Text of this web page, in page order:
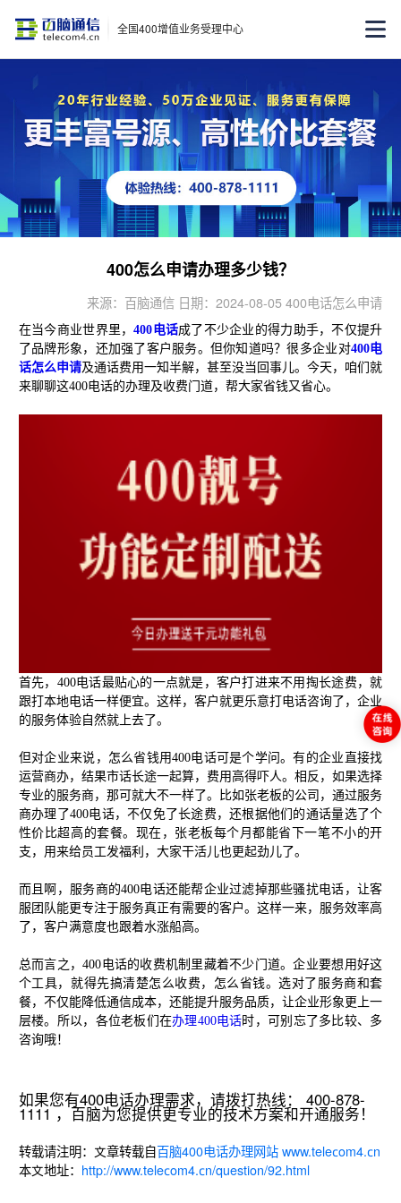
全国400增值业务受理中心
400怎么申请办理多少钱？
来源：百脑通信 日期：2024-08-05 400电话怎么申请
在当今商业世界里，400电话成了不少企业的得力助手，不仅提升
了品牌形象，还加强了客户服务。但你知道吗？很多企业对400电
话怎么申请及通话费用一知半解，甚至没当回事儿。今天，咱们就
来聊聊这400电话的办理及收费门道，帮大家省钱又省心。
首先，400电话最贴心的一点就是，客户打进来不用掏长途费，就
跟打本地电话一样便宜。这样，客户就更乐意打电话咨询了，企业
的服务体验自然就上去了。
但对企业来说，怎么省钱用400电话可是个学问。有的企业直接找
运营商办，结果市话长途一起算，费用高得吓人。相反，如果选择
专业的服务商，那可就大不一样了。比如张老板的公司，通过服务
商办理了400电话，不仅免了长途费，还根据他们的通话量选了个
性价比超高的套餐。现在，张老板每个月都能省下一笔不小的开
支，用来给员工发福利，大家干活儿也更起劲儿了。
而且啊，服务商的400电话还能帮企业过滤掉那些骚扰电话，让客
服团队能更专注于服务真正有需要的客户。这样一来，服务效率高
了，客户满意度也跟着水涨船高。
总而言之，400电话的收费机制里藏着不少门道。企业要想用好这
个工具，就得先搞清楚怎么收费，怎么省钱。选对了服务商和套
餐，不仅能降低通信成本，还能提升服务品质，让企业形象更上一
层楼。所以，各位老板们在办理400电话时，可别忘了多比较、多
咨询哦！
如果您有400电话办理需求，请拨打热线： 400-878-
1111 ，百脑为您提供更专业的技术方案和开通服务！
转载请注明：文章转载自百脑400电话办理网站 www.telecom4.cn
本文地址： http://www.telecom4.cn/question/92.html